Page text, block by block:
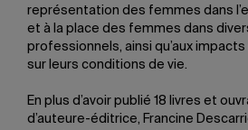
représentation des femmes dans
et à la place des femmes dans
professionnels, ainsi qu’aux
sur leurs conditions de vie.
En plus d’avoir publié 18 livres et
d’auteure-éditrice, Francine